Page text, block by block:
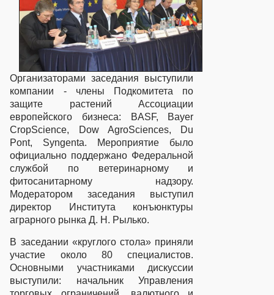
Организаторами заседания выступили
компании - члены Подкомитета по
защите растений Ассоциации
европейского бизнеса: BASF, Bayer
CropScience, Dow AgroSciences, Du
Pont, Syngenta. Мероприятие было
официально поддержано Федеральной
службой по ветеринарному и
фитосанитарному надзору.
Модератором заседания выступил
директор Института конъюнктуры
аграрного рынка Д. Н. Рылько.
В заседании «круглого стола» приняли
участие около 80 специалистов.
Основными участниками дискуссии
выступили: начальник Управления